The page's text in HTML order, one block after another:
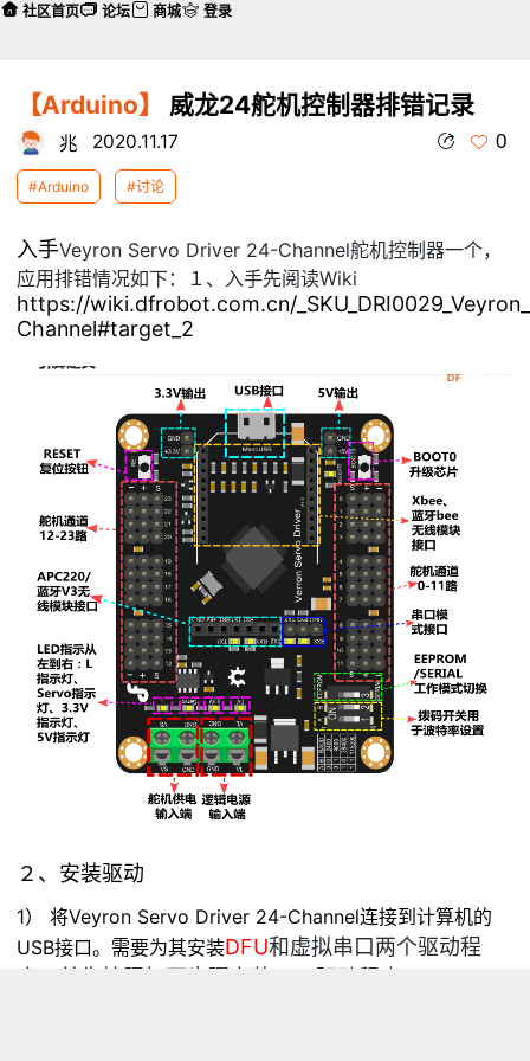
【Arduino】 威龙24舵机控制器排错记录
兆 2020.11.17 0
#Arduino #讨论
入手Veyron Servo Driver 24-Channel舵机控制器一个，
应用排错情况如下：
１、入手先阅读Wiki
https://wiki.dfrobot.com.cn/
Channel#target_2
２、安装驱动
1） 将Veyron Servo Driver 24-Channel连接到计算机的
USB接口。需要为其安装DFU和虚拟串口两个驱动程
社区首页 论坛 商城 登录